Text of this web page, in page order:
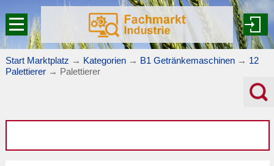
Start Marktplatz → Kategorien → B1 Getränkemaschinen → 12
Palettierer → Palettierer